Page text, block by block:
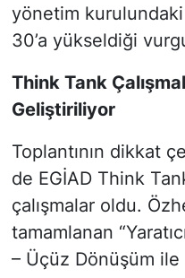
yönetim
30’a yükseldiği
Think Tank
Geliştiriliyor
Toplantının dikkat
de EGİAD Think
çalışmalar oldu.
tamamlanan
– Üçüz Dönüşüm ile